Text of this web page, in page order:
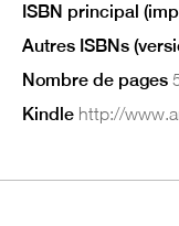
ISBN principal
Autres ISBNs
Nombre de pages
Kindle http://